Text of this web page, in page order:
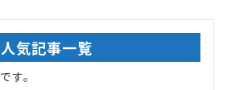
人気記事一覧
す。